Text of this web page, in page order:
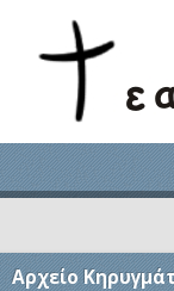
Αρχείο